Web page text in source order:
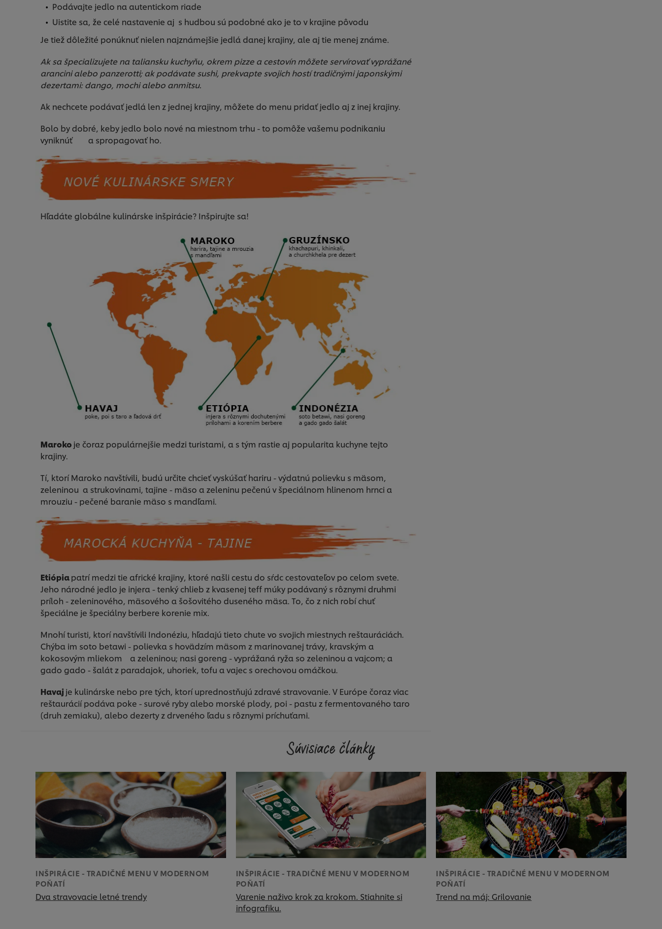
Podávajte jedlo na autentickom riade
Uistite sa, že celé nastavenie aj s hudbou sú podobné ako je to v krajine pôvodu
Je tiež dôležité ponúknuť nielen najznámejšie jedlá danej krajiny, ale aj tie menej známe.
Ak sa špecializujete na taliansku kuchyňu, okrem pizze a cestovín môžete servírovať vyprážané
arancini alebo panzerotti; ak podávate sushi, prekvapte svojich hostí tradičnými japonskými
dezertami: dango, mochi alebo anmitsu.
Ak nechcete podávať jedlá len z jednej krajiny, môžete do menu pridať jedlo aj z inej krajiny.
Bolo by dobré, keby jedlo bolo nové na miestnom trhu - to pomôže vašemu podnikaniu
vyniknúť a spropagovať ho.
Hľadáte globálne kulinárske inšpirácie? Inšpirujte sa!
Maroko je čoraz populárnejšie medzi turistami, a s tým rastie aj popularita kuchyne tejto
krajiny.
Tí, ktorí Maroko navštívili, budú určite chcieť vyskúšať hariru - výdatnú polievku s mäsom,
zeleninou a strukovinami, tajine - mäso a zeleninu pečenú v špeciálnom hlinenom hrnci a
mrouziu - pečené baranie mäso s mandľami.
Etiópiapatrí medzi tie africké krajiny, ktoré našli cestu do sŕdc cestovateľov po celom svete.
Jeho národné jedlo je injera - tenký chlieb z kvasenej teff múky podávaný s rôznymi druhmi
príloh - zeleninového, mäsového a šošovitého duseného mäsa. To, čo z nich robí chuť
špeciálne je špeciálny berbere korenie mix.
Mnohí turisti, ktorí navštívili Indonéziu, hľadajú tieto chute vo svojich miestnych reštauráciách.
Chýba im soto betawi - polievka s hovädzím mäsom z marinovanej trávy, kravským a
kokosovým mliekom a zeleninou; nasi goreng - vyprážaná ryža so zeleninou a vajcom; a
gado gado - šalát z paradajok, uhoriek, tofu a vajec s orechovou omáčkou.
Havaj je kulinárske nebo pre tých, ktorí uprednostňujú zdravé stravovanie. V Európe čoraz viac
reštaurácií podáva poke - surové ryby alebo morské plody, poi - pastu z fermentovaného taro
(druh zemiaku), alebo dezerty z drveného ľadu s rôznymi príchuťami.
Súvisiace články
INŠPIRÁCIE - TRADIČNÉ MENU V MODERNOM
POŇATÍ
Dva stravovacie letné trendy
INŠPIRÁCIE - TRADIČNÉ MENU V MODERNOM
POŇATÍ
Varenie naživo krok za krokom. Stiahnite si
infografiku.
INŠPIRÁCIE - TRADIČNÉ MENU V MODERNOM
POŇATÍ
Trend na máj: Grilovanie